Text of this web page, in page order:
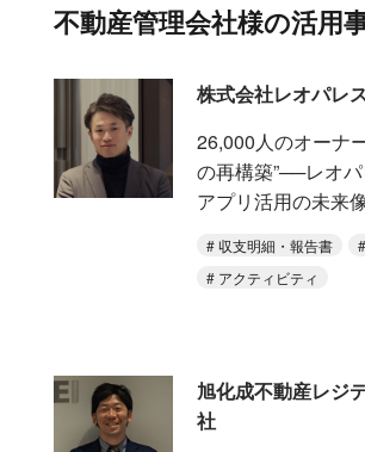
不動産管理会社様の活用
株式会社レオパレ
26,000人のオーナ
の再構築”──レオ
アプリ活用の未来
収支明細・報告書
アクティビティ
旭化成不動産レジ
社